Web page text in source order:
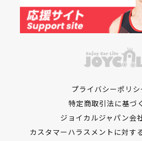
プライバシーポリシ
特定商取引法に基づ
ジョイカルジャパン会
カスタマーハラスメントに対す